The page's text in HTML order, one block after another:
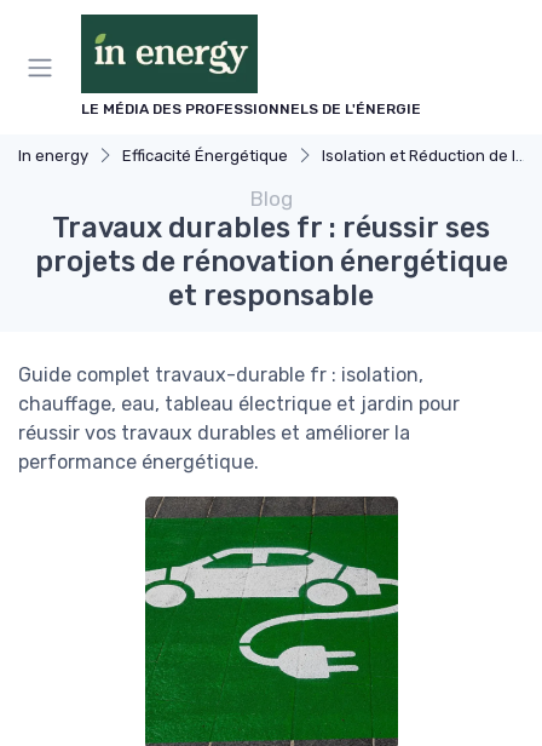
LE MÉDIA DES PROFESSIONNELS DE L'ÉNERGIE
In energy Efficacité Énergétique Isolation et Réduction de la Consommation
Blog
Travaux durables fr : réussir ses
projets de rénovation énergétique
et responsable
Guide complet travaux-durable fr : isolation,
chauffage, eau, tableau électrique et jardin pour
réussir vos travaux durables et améliorer la
performance énergétique.
Panneau de gestion des cookies